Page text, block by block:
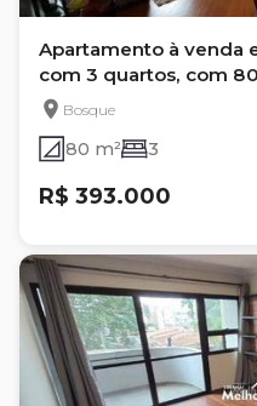
Apartamento à venda
com 3 quartos, com
Bosque
80 m² 3
R$ 393.000